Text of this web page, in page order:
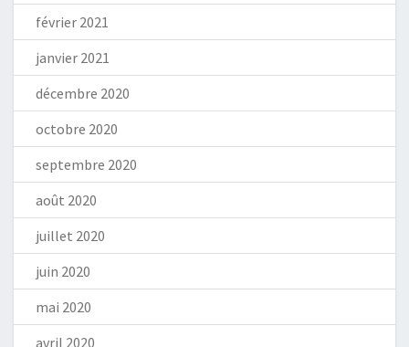
février 2021
janvier 2021
décembre 2020
octobre 2020
septembre 2020
août 2020
juillet 2020
juin 2020
mai 2020
avril 2020